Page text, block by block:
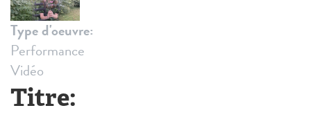
Type d'oeuvre:
Performance
Vidéo
Titre: